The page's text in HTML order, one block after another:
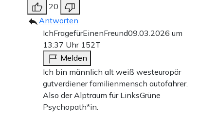
20
Antworten
IchFragefürEinenFreund09.03.2026 um
13:37 Uhr 152T
Melden
Ich bin männlich alt weiß westeuropär
gutverdiener familienmensch autofahrer.
Also der Alptraum für LinksGrüne
Psychopath*in.